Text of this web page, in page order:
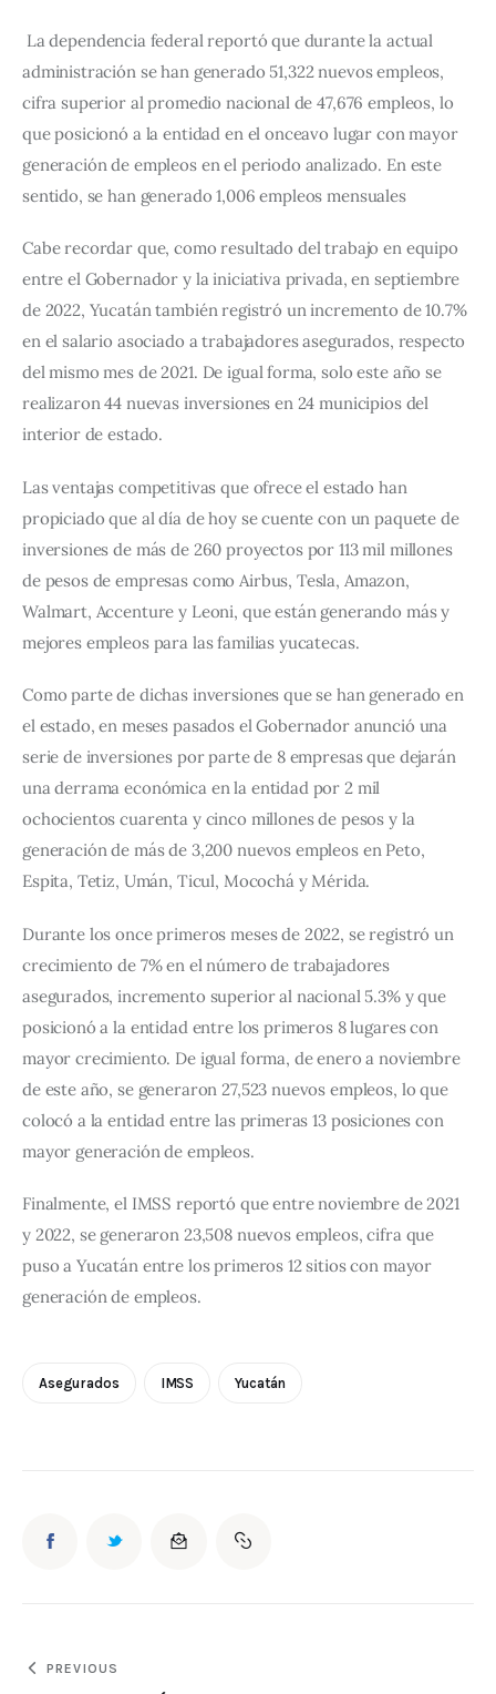
La dependencia federal reportó que durante la actual
administración se han generado 51,322 nuevos empleos,
cifra superior al promedio nacional de 47,676 empleos, lo
que posicionó a la entidad en el onceavo lugar con mayor
generación de empleos en el periodo analizado. En este
sentido, se han generado 1,006 empleos mensuales
Cabe recordar que, como resultado del trabajo en equipo
entre el Gobernador y la iniciativa privada, en septiembre
de 2022, Yucatán también registró un incremento de 10.7%
en el salario asociado a trabajadores asegurados, respecto
del mismo mes de 2021. De igual forma, solo este año se
realizaron 44 nuevas inversiones en 24 municipios del
interior de estado.
Las ventajas competitivas que ofrece el estado han
propiciado que al día de hoy se cuente con un paquete de
inversiones de más de 260 proyectos por 113 mil millones
de pesos de empresas como Airbus, Tesla, Amazon,
Walmart, Accenture y Leoni, que están generando más y
mejores empleos para las familias yucatecas.
Como parte de dichas inversiones que se han generado en
el estado, en meses pasados el Gobernador anunció una
serie de inversiones por parte de 8 empresas que dejarán
una derrama económica en la entidad por 2 mil
ochocientos cuarenta y cinco millones de pesos y la
generación de más de 3,200 nuevos empleos en Peto,
Espita, Tetiz, Umán, Ticul, Mocochá y Mérida.
Durante los once primeros meses de 2022, se registró un
crecimiento de 7% en el número de trabajadores
asegurados, incremento superior al nacional 5.3% y que
posicionó a la entidad entre los primeros 8 lugares con
mayor crecimiento. De igual forma, de enero a noviembre
de este año, se generaron 27,523 nuevos empleos, lo que
colocó a la entidad entre las primeras 13 posiciones con
mayor generación de empleos.
Finalmente, el IMSS reportó que entre noviembre de 2021
y 2022, se generaron 23,508 nuevos empleos, cifra que
puso a Yucatán entre los primeros 12 sitios con mayor
generación de empleos.
Asegurados IMSS Yucatán
PREVIOUS